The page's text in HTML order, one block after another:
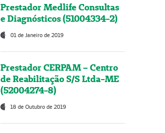
Prestador Medlife Consultas
e Diagnósticos (51004334-2)
01 de Janeiro de 2019
Prestador CERPAM – Centro
de Reabilitação S/S Ltda-ME
(52004274-8)
18 de Outubro de 2019